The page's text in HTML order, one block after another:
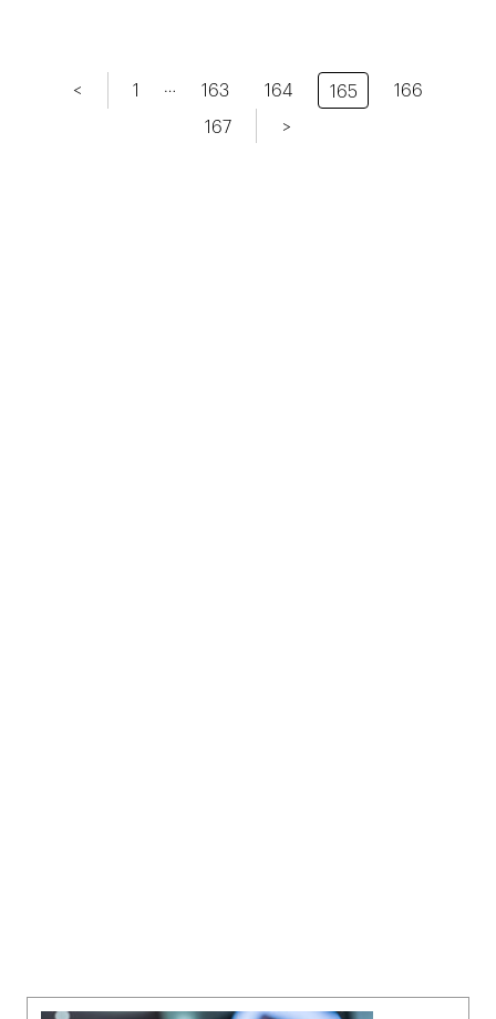
< 1 … 163 164 165 166
167 >